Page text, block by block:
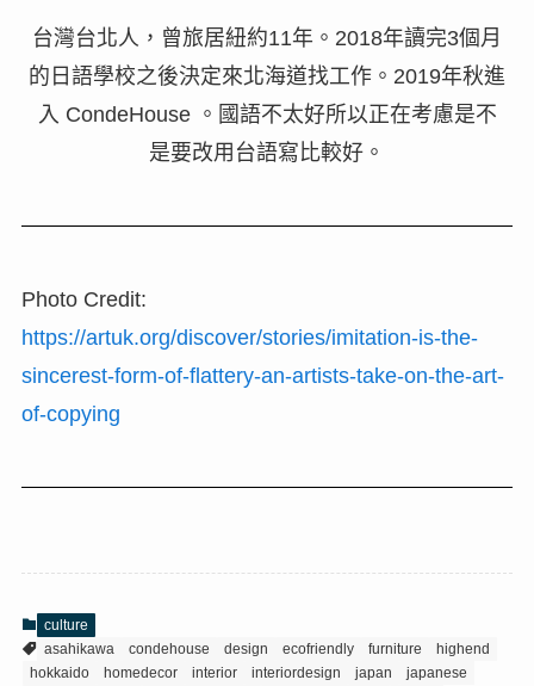
台灣台北人，曾旅居紐約11年。2018年讀完3個月
的日語學校之後決定來北海道找工作。2019年秋進
入 CondeHouse 。國語不太好所以正在考慮是不
是要改用台語寫比較好。
Photo Credit:
https://artuk.org/discover/stories/imitation-is-the-
sincerest-form-of-flattery-an-artists-take-on-the-art-
of-copying
culture
asahikawa
condehouse design ecofriendly furniture
highend
hokkaido
homedecor interior interiordesign japan
japanese